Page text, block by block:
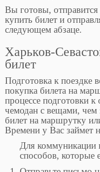
Вы готовы, отправится
купить билет и
следующем абзаце.
Харьков-
билет
Подготовка к поездке
покупка билета на
процессе подготовки
чемодан с вещами, чем
билет на маршрутку
Времени у Вас займет
Для коммуникации
способов, которые